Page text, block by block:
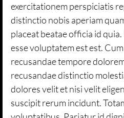
exercitationem perspiciatis
distinctio nobis aperiam
placeat beatae officia id
esse voluptatem est est.
recusandae tempore
recusandae distinctio
dolores velit et nisi velit
suscipit rerum incidunt.